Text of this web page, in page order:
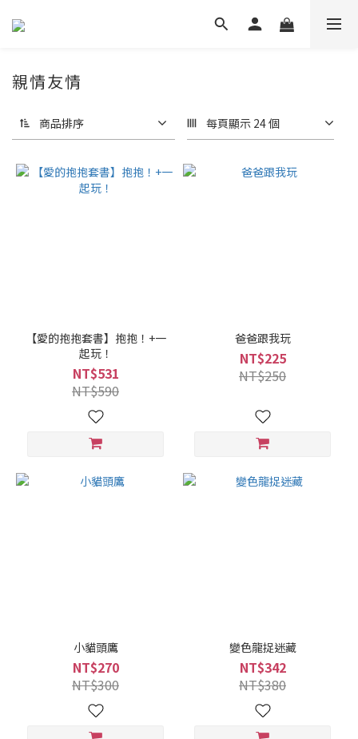
親情友情
商品排序 每頁顯示 24 個
【愛的抱抱套書】抱抱！+一
起玩！
NT$531
NT$590
爸爸跟我玩
NT$225
NT$250
小貓頭鷹
NT$270
NT$300
變色龍捉迷藏
NT$342
NT$380